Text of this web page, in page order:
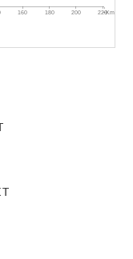
160 180 200 220~Km